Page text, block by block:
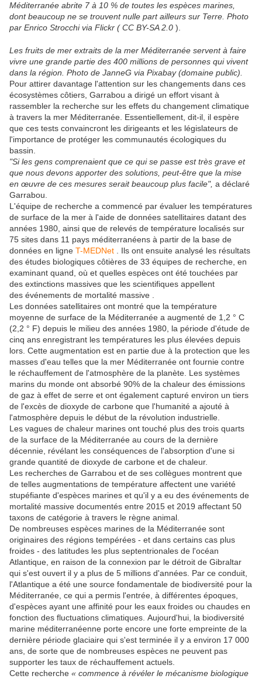
Méditerranée abrite 7 à 10 % de toutes les espèces marines,
dont beaucoup ne se trouvent nulle part ailleurs sur Terre. Photo
par Enrico Strocchi via Flickr ( CC BY-SA 2.0 ).
Les fruits de mer extraits de la mer Méditerranée servent à faire
vivre une grande partie des 400 millions de personnes qui vivent
dans la région. Photo de JanneG via Pixabay (domaine public).
Pour attirer davantage l'attention sur les changements dans ces
écosystèmes côtiers, Garrabou a dirigé un effort visant à
rassembler la recherche sur les effets du changement climatique
à travers la mer Méditerranée. Essentiellement, dit-il, il espère
que ces tests convaincront les dirigeants et les législateurs de
l'importance de protéger les communautés écologiques du
bassin.
"Si les gens comprenaient que ce qui se passe est très grave et
que nous devons apporter des solutions, peut-être que la mise
en œuvre de ces mesures serait beaucoup plus facile", a déclaré
Garrabou.
L'équipe de recherche a commencé par évaluer les températures
de surface de la mer à l'aide de données satellitaires datant des
années 1980, ainsi que de relevés de température localisés sur
75 sites dans 11 pays méditerranéens à partir de la base de
données en ligne T-MEDNet . Ils ont ensuite analysé les résultats
des études biologiques côtières de 33 équipes de recherche, en
examinant quand, où et quelles espèces ont été touchées par
des extinctions massives que les scientifiques appellent
des événements de mortalité massive .
Les données satellitaires ont montré que la température
moyenne de surface de la Méditerranée a augmenté de 1,2 ° C
(2,2 ° F) depuis le milieu des années 1980, la période d'étude de
cinq ans enregistrant les températures les plus élevées depuis
lors. Cette augmentation est en partie due à la protection que les
masses d'eau telles que la mer Méditerranée ont fournie contre
le réchauffement de l'atmosphère de la planète. Les systèmes
marins du monde ont absorbé 90% de la chaleur des émissions
de gaz à effet de serre et ont également capturé environ un tiers
de l'excès de dioxyde de carbone que l'humanité a ajouté à
l'atmosphère depuis le début de la révolution industrielle.
Les vagues de chaleur marines ont touché plus des trois quarts
de la surface de la Méditerranée au cours de la dernière
décennie, révélant les conséquences de l'absorption d'une si
grande quantité de dioxyde de carbone et de chaleur.
Les recherches de Garrabou et de ses collègues montrent que
de telles augmentations de température affectent une variété
stupéfiante d'espèces marines et qu'il y a eu des événements de
mortalité massive documentés entre 2015 et 2019 affectant 50
taxons de catégorie à travers le règne animal.
De nombreuses espèces marines de la Méditerranée sont
originaires des régions tempérées - et dans certains cas plus
froides - des latitudes les plus septentrionales de l'océan
Atlantique, en raison de la connexion par le détroit de Gibraltar
qui s'est ouvert il y a plus de 5 millions d'années. Par ce conduit,
l'Atlantique a été une source fondamentale de biodiversité pour la
Méditerranée, ce qui a permis l'entrée, à différentes époques,
d'espèces ayant une affinité pour les eaux froides ou chaudes en
fonction des fluctuations climatiques. Aujourd'hui, la biodiversité
marine méditerranéenne porte encore une forte empreinte de la
dernière période glaciaire qui s'est terminée il y a environ 17 000
ans, de sorte que de nombreuses espèces ne peuvent pas
supporter les taux de réchauffement actuels.
Cette recherche « commence à révéler le mécanisme biologique